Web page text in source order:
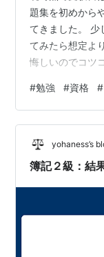
題集を初めから
てきました。 少
てみたら想定よ
悔しいのでコツ
ですが簿記のテ
でピーチ味のピ
ュレグミ×マロ
ちもち没入食感
♥ 生活や勉強の
#勉強 #資格 #
yohaness’s
簿記２級：結